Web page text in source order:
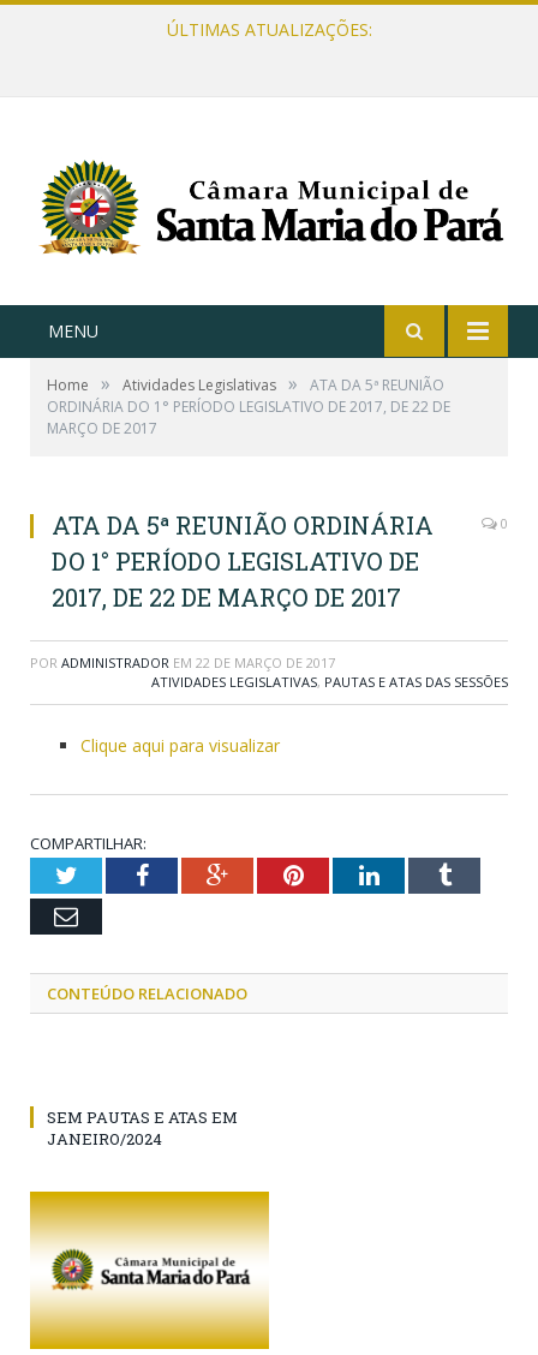
ÚLTIMAS ATUALIZAÇÕES:
MENU
Home » Atividades Legislativas »
ATA DA 5ª REUNIÃO
ORDINÁRIA DO 1° PERÍODO LEGISLATIVO DE 2017, DE 22 DE
MARÇO DE 2017
ATA DA 5ª REUNIÃO ORDINÁRIA
DO 1° PERÍODO LEGISLATIVO DE
2017, DE 22 DE MARÇO DE 2017
0
POR ADMINISTRADOR EM 22 DE MARÇO DE 2017
ATIVIDADES LEGISLATIVAS, PAUTAS E ATAS DAS SESSÕES
Clique aqui para visualizar
COMPARTILHAR:
TwitterFacebookGoogle+PinterestLinkedInTumblr
Email
CONTEÚDO RELACIONADO
SEM PAUTAS E ATAS EM
JANEIRO/2024